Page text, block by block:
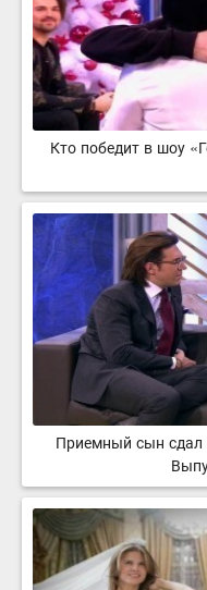
Кто победит в шоу
Приемный сын сдал